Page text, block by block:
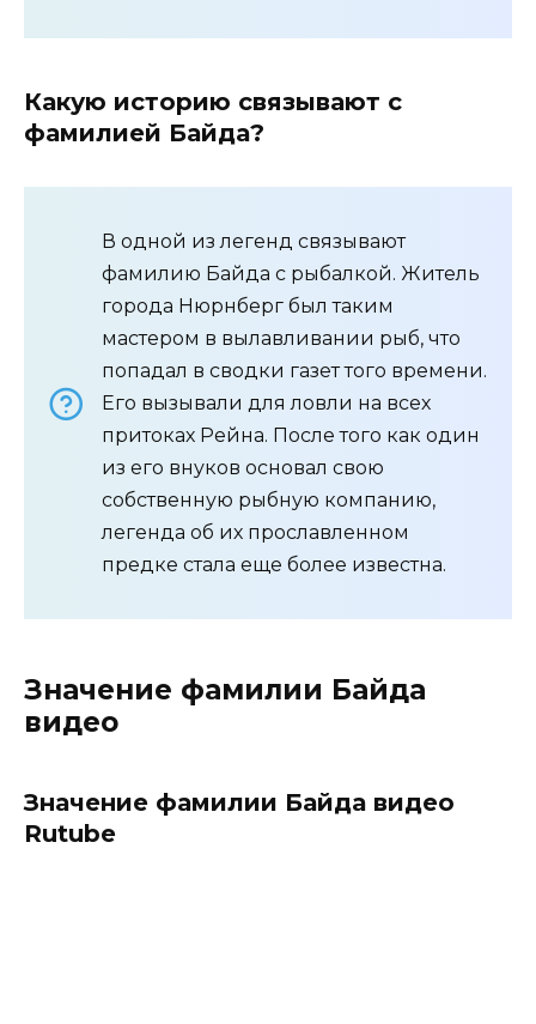
Какую историю связывают с
фамилией Байда?
В одной из легенд связывают
фамилию Байда с рыбалкой. Житель
города Нюрнберг был таким
мастером в вылавливании рыб, что
попадал в сводки газет того времени.
Его вызывали для ловли на всех
притоках Рейна. После того как один
из его внуков основал свою
собственную рыбную компанию,
легенда об их прославленном
предке стала еще более известна.
Значение фамилии Байда
видео
Значение фамилии Байда видео
Rutube